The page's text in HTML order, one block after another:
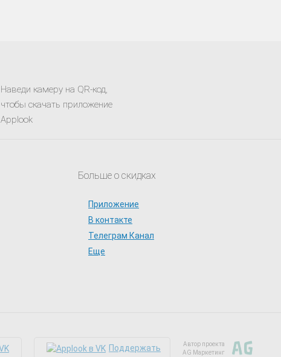
Наведи камеру на QR-код,
чтобы скачать приложение
Applook
Больше о скидках
Приложение
В контакте
Телеграм Канал
Еще
Поддержать
Автор проекта
AG Маркетинг